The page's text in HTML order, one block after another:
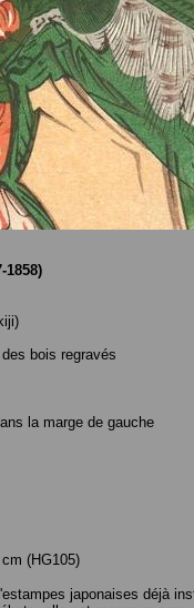
1858)
bois regravés
la marge de gauche
(HG105)
japonaises déjà